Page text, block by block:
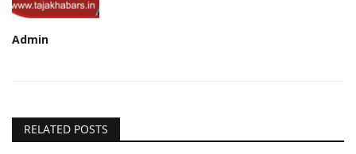
Admin
RELATED POSTS